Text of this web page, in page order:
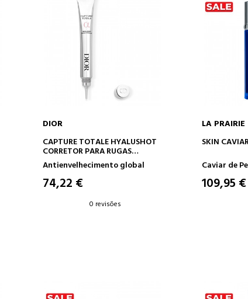
ADICIONAR AO CARRINHO
DIOR
CAPTURE TOTALE HYALUSHOT
CORRETOR PARA RUGAS
EXISTENTES E PRIMEIROS SINAIS
DE RUGAS
Antienvelhecimento global
74,22 €
0 revisões
LA PRAIRIE
SKIN
Caviar de
109,95 €